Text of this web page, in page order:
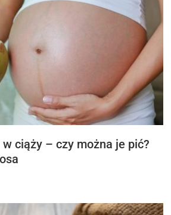
ciąży – czy można je pić?